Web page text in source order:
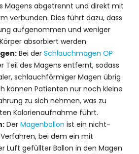
Magens abgetrennt und direkt mit
verbunden. Dies führt dazu, dass
aufgenommen und weniger
absorbiert werden.
Bei der Schlauchmagen OP
Teil des Magens entfernt, sodass
schlauchförmiger Magen übrig
können Patienten nur noch kleine
zu sich nehmen, was zu
Kalorienaufnahme führt.
Der Magenballon ist ein nicht-
bei dem ein mit
Luft gefüllter Ballon in den Magen